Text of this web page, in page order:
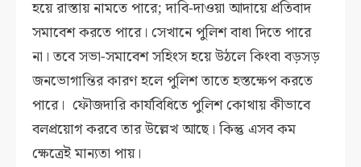
হয়ে রাস্তায় নামতে পারে; দাবি-দাওয়া আদায়ে প্রতিবাদ
সমাবেশ করতে পারে। সেখানে পুলিশ বাধা দিতে পারে
না। তবে সভা-সমাবেশ সহিংস হয়ে উঠলে কিংবা বড়সড়
জনভোগান্তির কারণ হলে পুলিশ তাতে হস্তক্ষেপ করতে
পারে। ফৌজদারি কার্যবিধিতে পুলিশ কোথায় কীভাবে
বলপ্রয়োগ করবে তার উল্লেখ আছে। কিন্তু এসব কম
ক্ষেত্রেই মান্যতা পায়।